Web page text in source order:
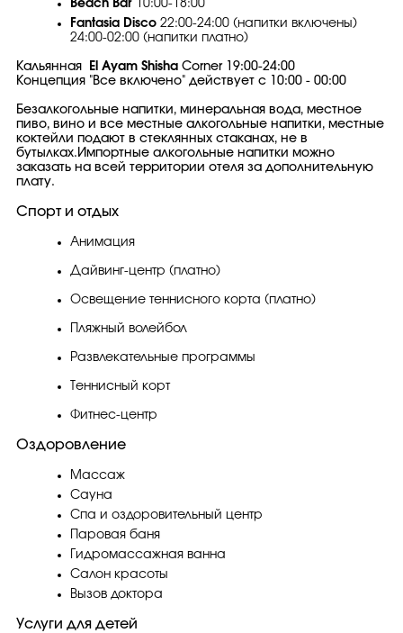
Beach Bar 10:00-18:00
Fantasia Disco 22:00-24:00 (напитки включены)
24:00-02:00 (напитки платно)
Кальянная El Ayam Shisha Corner 19:00-24:00
Концепция "Все включено" действует с 10:00 - 00:00
Безалкогольные напитки, минеральная вода, местное
пиво, вино и все местные алкогольные напитки, местные
коктейли подают в стеклянных стаканах, не в
бутылках.Импортные алкогольные напитки можно
заказать на всей территории отеля за дополнительную
плату.
Спорт и отдых
Анимация
Дайвинг-центр (платно)
Освещение теннисного корта (платно)
Пляжный волейбол
Развлекательные программы
Теннисный корт
Фитнес-центр
Оздоровление
Массаж
Сауна
Спа и оздоровительный центр
Паровая баня
Гидромассажная ванна
Салон красоты
Вызов доктора
Услуги для детей